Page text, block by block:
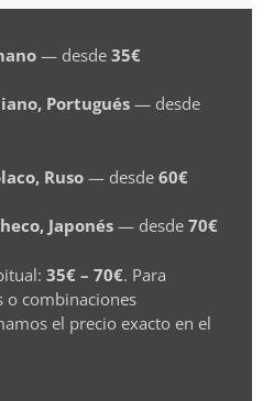
— desde 35€
Portugués — desde
Ruso — desde 60€
Japonés — desde 70€
35€ – 70€. Para
o combinaciones
el precio exacto en el